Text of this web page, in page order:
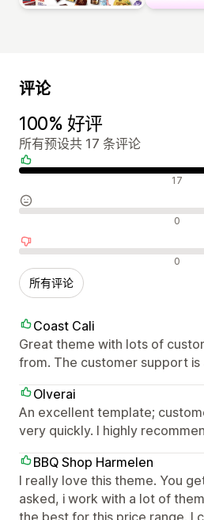
评论
100% 好评
所有预设共 17 条评论
好评 17
中评 0
差评 0
所有评论
Coast Cali
Great theme with lots of
from. The customer support is
Olverai
An excellent template;
very quickly. I highly
BBQ Shop Harmelen
I really love this theme. You
asked, i work with a lot of
the best for this price range. I